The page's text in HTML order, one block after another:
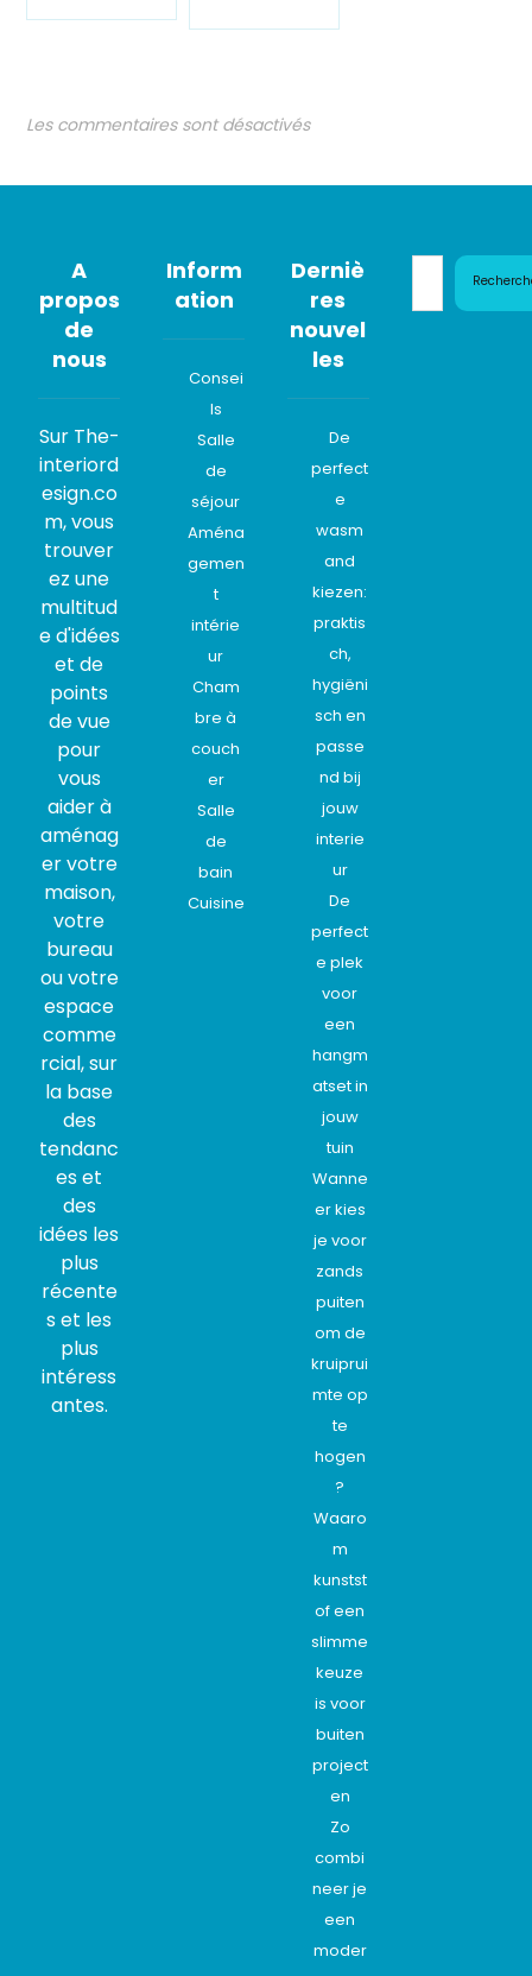
Les commentaires sont désactivés
A
propos
de
nous
Sur The-
interiord
esign.co
m, vous
trouver
ez une
multitud
e d'idées
et de
points
de vue
pour
vous
aider à
aménag
er votre
maison,
votre
bureau
ou votre
espace
comme
rcial, sur
la base
des
tendanc
es et
des
idées les
plus
récente
s et les
plus
intéress
antes.
Inform
ation
Consei
ls
Salle
de
séjour
Aména
gemen
t
intérie
ur
Cham
bre à
couch
er
Salle
de
bain
Cuisine
Derniè
res
nouvel
les
De
perfect
e
wasm
and
kiezen:
praktis
ch,
hygiëni
sch en
passe
nd bij
jouw
interie
ur
De
perfect
e plek
voor
een
hangm
atset in
jouw
tuin
Wanne
er kies
je voor
zands
puiten
om de
kruiprui
mte op
te
hogen
?
Waaro
m
kunstst
of een
slimme
keuze
is voor
buiten
project
en
Zo
combi
neer je
een
moder